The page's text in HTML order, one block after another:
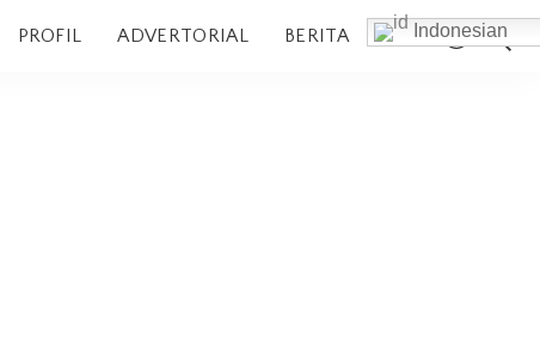
PROFIL ADVERTORIAL BERITA Indonesian